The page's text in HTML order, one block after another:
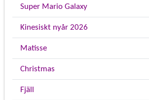
Super Mario Galaxy
Kinesiskt nyår 2026
Matisse
Christmas
Fjäll